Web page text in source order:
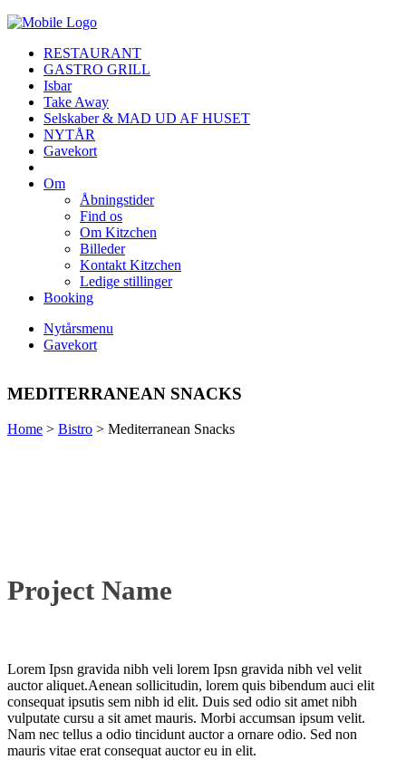
RESTAURANT
GASTRO GRILL
Isbar
Take Away
Selskaber & MAD UD AF HUSET
NYTÅR
Gavekort
Om
Åbningstider
Find os
Om Kitzchen
Billeder
Kontakt Kitzchen
Ledige stillinger
Booking
Nytårsmenu
Gavekort
MEDITERRANEAN SNACKS
Home > Bistro > Mediterranean Snacks
Project Name
Lorem Ipsn gravida nibh veli lorem Ipsn gravida nibh vel velit
auctor aliquet.Aenean sollicitudin, lorem quis bibendum auci elit
consequat ipsutis sem nibh id elit. Duis sed odio sit amet nibh
vulputate cursu a sit amet mauris. Morbi accumsan ipsum velit.
Nam nec tellus a odio tincidunt auctor a ornare odio. Sed non
mauris vitae erat consequat auctor eu in elit.